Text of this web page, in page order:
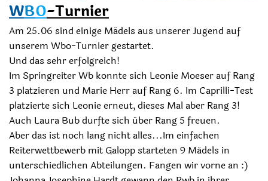
WBO-Turnier
Am 25.06 sind einige Mädels aus unserer Jugend auf
unserem Wbo-Turnier gestartet.
Und das sehr erfolgreich!
Im Springreiter Wb konnte sich Leonie Moeser auf Rang
3 platzieren und Marie Herr auf Rang 6. Im Caprilli-Test
platzierte sich Leonie erneut, dieses Mal aber Rang 3!
Auch Laura Bub durfte sich über Rang 5 freuen.
Aber das ist noch lang nicht alles...Im einfachen
Reiterwettbewerb mit Galopp starteten 9 Mädels in
unterschiedlichen Abteilungen. Fangen wir vorne an :)